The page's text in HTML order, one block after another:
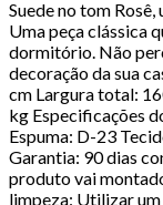
Suede no tom
Uma peça clássica
dormitório. Não
decoração da sua
cm Largura total:
kg Especificações
Espuma: D-23
Garantia: 90 dias
produto vai
limpeza: Utilizar